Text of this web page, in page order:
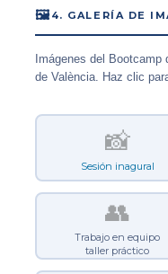
🖼4. GALERÍA DE
Imágenes del
de València. Haz clic
📸
Sesión inagural
👥
Trabajo en equipo
taller práctico